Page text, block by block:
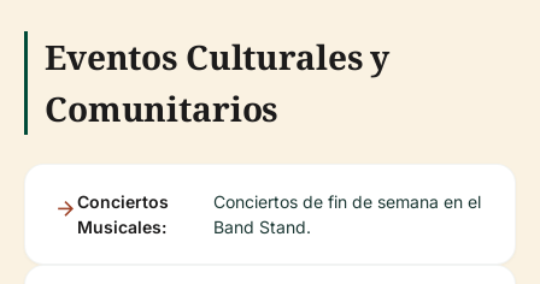
Eventos Culturales y
Comunitarios
Conciertos
Musicales:
Conciertos de fin de semana en el
Band Stand.